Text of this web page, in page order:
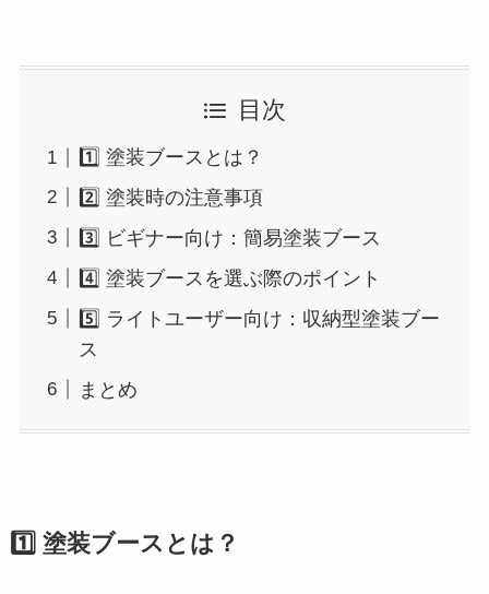
目次
1️⃣ 塗装ブースとは？
2️⃣ 塗装時の注意事項
3️⃣ ビギナー向け：簡易塗装ブース
4️⃣ 塗装ブースを選ぶ際のポイント
5️⃣ ライトユーザー向け：収納型塗装ブー
ス
まとめ
1️⃣ 塗装ブースとは？